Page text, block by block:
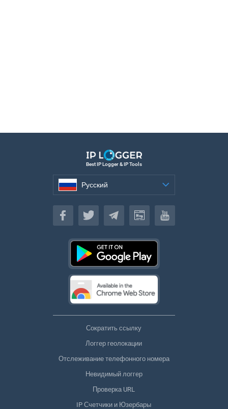
Best IP Logger & IP Tools
Русский
Русский
Сократить ссылку
Логгер геолокации
Отслеживание телефонного номера
Невидимый логгер
Проверка URL
IP Счетчики и Юзербары